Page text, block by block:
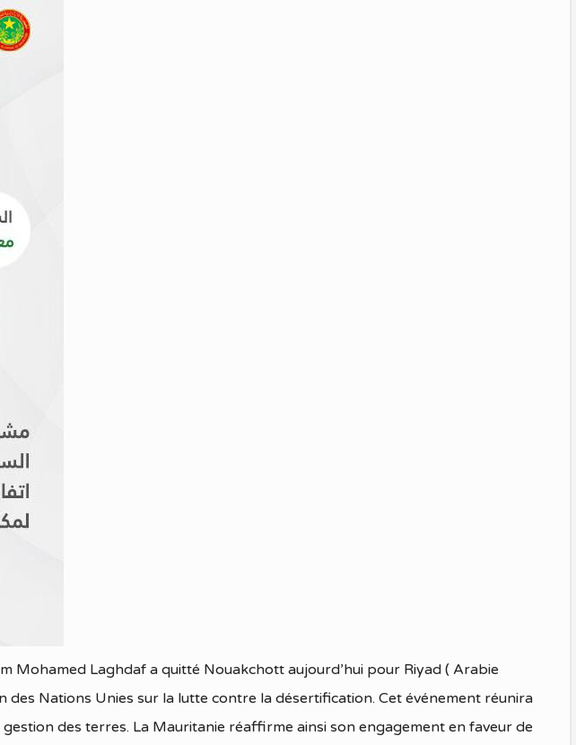
Mohamed Laghdaf a quitté Nouakchott aujourd’hui pour Riyad ( Arabie
Nations Unies sur la lutte contre la désertification. Cet événement réunira
des terres. La Mauritanie réaffirme ainsi son engagement en faveur de